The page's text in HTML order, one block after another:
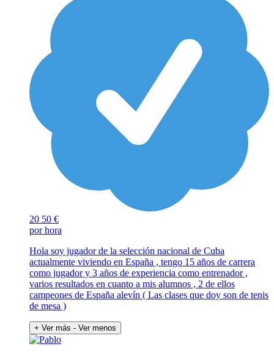
20 50 €
por hora
Hola soy jugador de la selección nacional de Cuba
actualmente viviendo en España , tengo 15 años de carrera
como jugador y 3 años de experiencia como entrenador ,
varios resultados en cuanto a mis alumnos , 2 de ellos
campeones de España alevín ( Las clases que doy son de tenis
de mesa )
+ Ver más - Ver menos